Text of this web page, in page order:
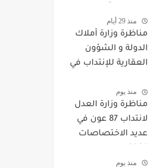
منذ 29 أيام
مناظرة وزارة أملاك
الدولة و الشؤون
العقارية للإنتداب في
منذ يوم
مناظرة وزارة العدل
لانتداب 87 عون في
عديد الاختصاصات
منذ يوم